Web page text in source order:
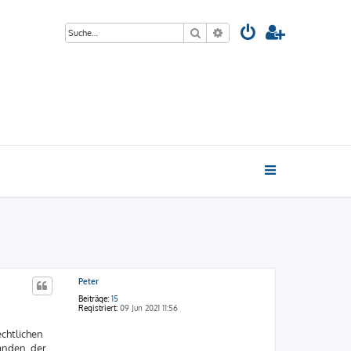
Suche Erweiterte Suche
Peter
Beiträge: 15
Registriert: 09 Jun 2021 11:56
der